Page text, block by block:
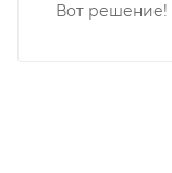
Вот решение!